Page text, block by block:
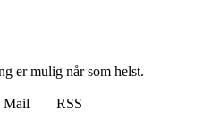
er mulig når som helst.
Mail
RSS